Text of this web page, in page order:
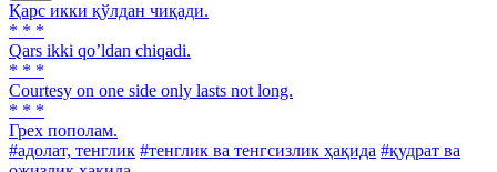
Қарс икки қўлдан чиқади.
* * *
Qars ikki qoʼldan chiqadi.
* * *
Courtesy on one side only lasts not long.
* * *
Грех пополам.
#адолат, тенглик #тенглик ва тенгсизлик ҳақида #қудрат ва